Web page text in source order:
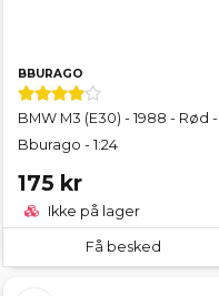
BBURAGO
BMW M3 (E30) - 1988 - Rød -
Bburago - 1:24
175 kr
Ikke på lager
Få besked